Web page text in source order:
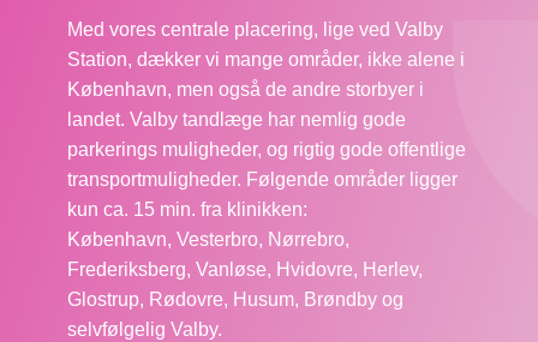
Med vores centrale placering, lige ved Valby
Station, dækker vi mange områder, ikke alene i
København, men også de andre storbyer i
landet. Valby tandlæge har nemlig gode
parkerings muligheder, og rigtig gode offentlige
transportmuligheder. Følgende områder ligger
kun ca. 15 min. fra klinikken:
København, Vesterbro, Nørrebro,
Frederiksberg, Vanløse, Hvidovre, Herlev,
Glostrup, Rødovre, Husum, Brøndby og
selvfølgelig Valby.